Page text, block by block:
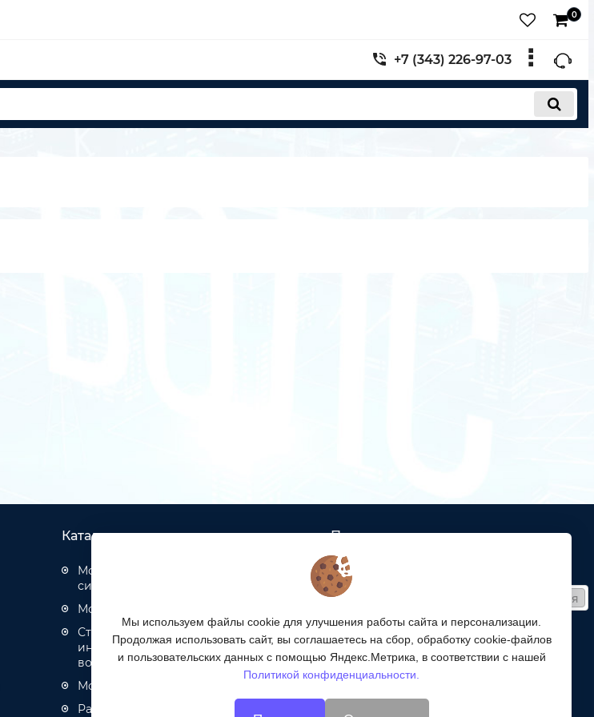
0
+7 (343) 226-97-03
Каталог товаров
Монтаж структурированных кабельных
систем
Монтаж оптических кабелей связи
Строительство инженерной
инфраструктуры связи, энергетики,
водоотведения
Монтаж кабелей связи и энергетики
Разное
Подписка
Получайте только полезные статьи!
Подписаться
Согласен на обработку персональных данных
Мы в соцсетях:
Мы используем файлы cookie для улучшения работы сайта и персонализации.
Продолжая использовать сайт, вы соглашаетесь на сбор, обработку cookie-файлов
и пользовательских данных с помощью Яндекс.Метрика, в соответствии с нашей
Политикой конфиденциальности.